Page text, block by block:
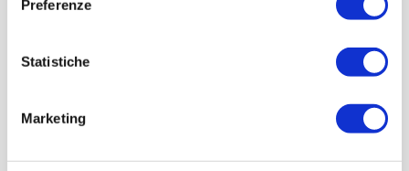
Preferenze
Statistiche
Marketing
Mit der Unterstützung von Netzwerk